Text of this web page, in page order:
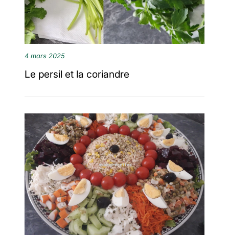
4 mars 2025
Le persil et la coriandre